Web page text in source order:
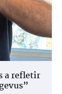
a refletir